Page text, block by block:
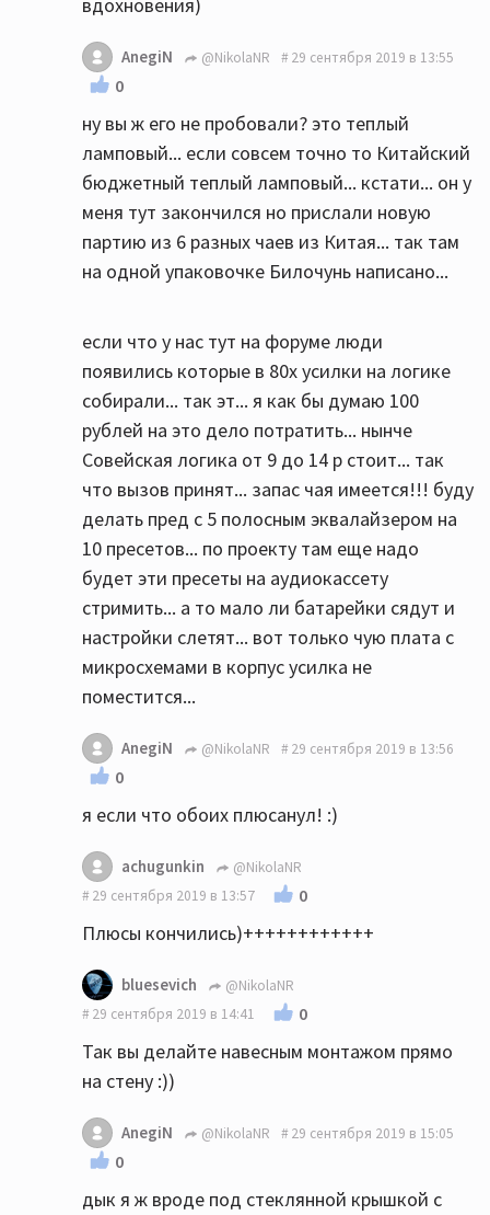
вдохновения)
AnegiN @NikolaNR 29 сентября 2019 в 13:55
0
ну вы ж его не пробовали? это теплый
ламповый... если совсем точно то Китайский
бюджетный теплый ламповый... кстати... он у
меня тут закончился но прислали новую
партию из 6 разных чаев из Китая... так там
на одной упаковочке Билочунь написано...
если что у нас тут на форуме люди
появились которые в 80х усилки на логике
собирали... так эт... я как бы думаю 100
рублей на это дело потратить... нынче
Совейская логика от 9 до 14 р стоит... так
что вызов принят... запас чая имеется!!! буду
делать пред с 5 полосным эквалайзером на
10 пресетов... по проекту там еще надо
будет эти пресеты на аудиокассету
стримить... а то мало ли батарейки сядут и
настройки слетят... вот только чую плата с
микросхемами в корпус усилка не
поместится...
AnegiN @NikolaNR 29 сентября 2019 в 13:56
0
я если что обоих плюсанул! :)
achugunkin
@NikolaNR
29 сентября 2019 в 13:57
0
Плюсы кончились)++++++++++++
bluesevich
@NikolaNR
29 сентября 2019 в 14:41
0
Так вы делайте навесным монтажом прямо
на стену :))
AnegiN @NikolaNR 29 сентября 2019 в 15:05
0
дык я ж вроде под стеклянной крышкой с